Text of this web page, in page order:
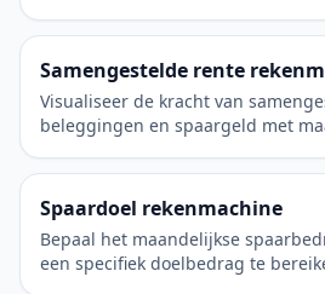
Samengestelde rente
Visualiseer de kracht van
beleggingen en spaargeld met
Spaardoel rekenmachine
Bepaal het maandelijkse
een specifiek doelbedrag te